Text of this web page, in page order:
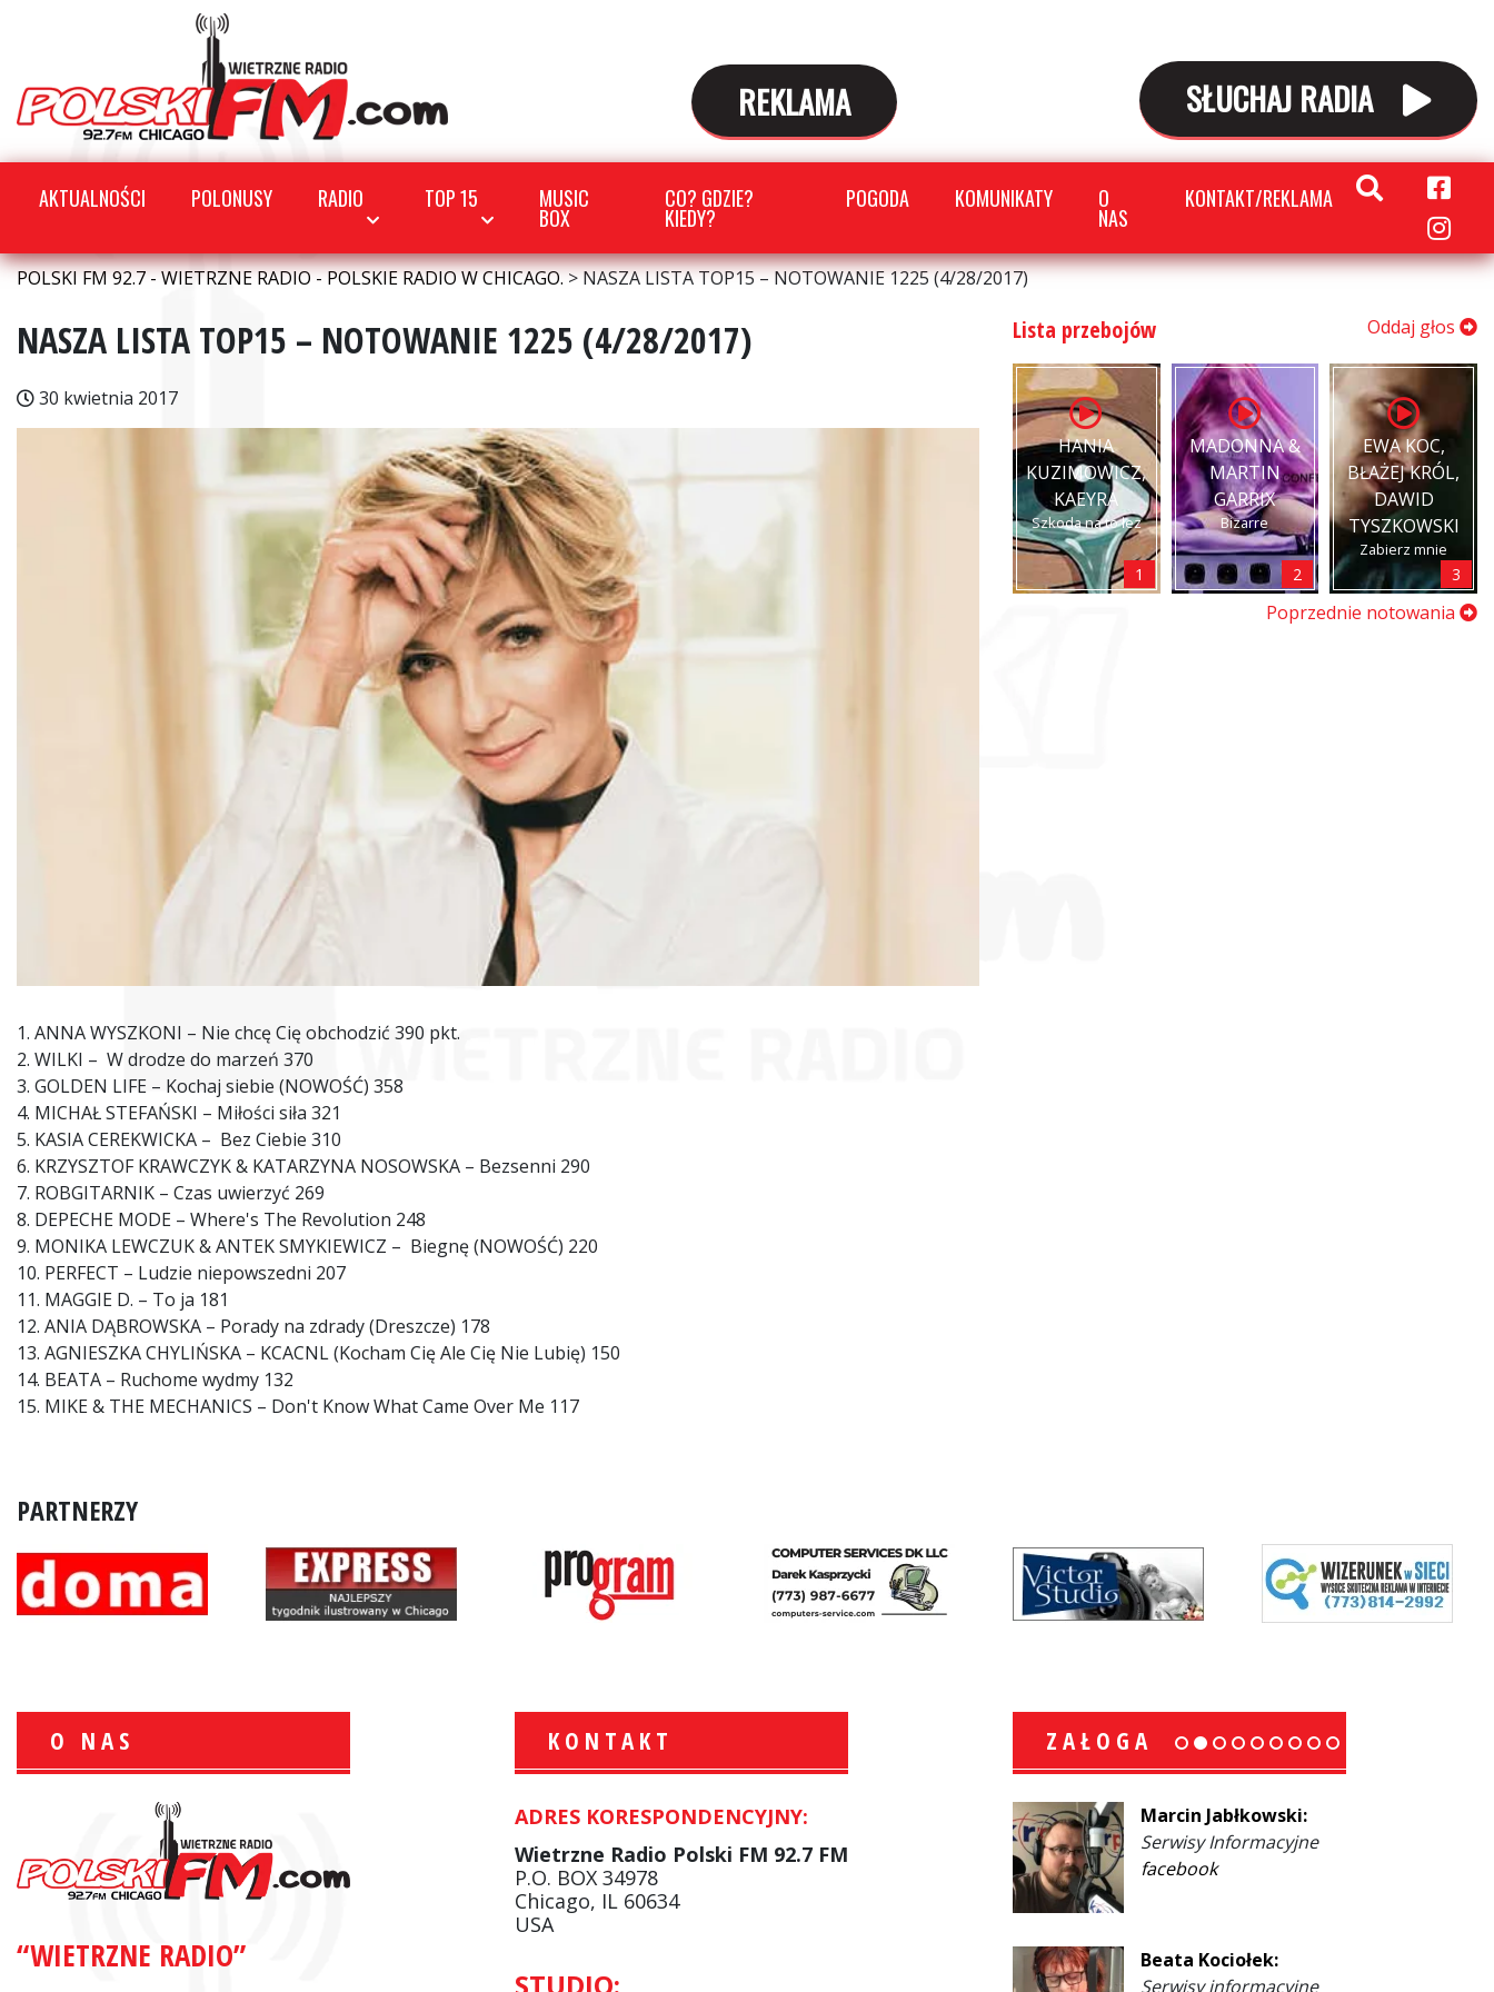
REKLAMA SŁUCHAJ RADIA
AKTUALNOŚCI POLONUSY RADIO TOP 15 MUSIC
BOX
CO? GDZIE?
KIEDY?
POGODA KOMUNIKATY O
NAS
KONTAKT/REKLAMA
POLSKI FM 92.7 - WIETRZNE RADIO - POLSKIE RADIO W CHICAGO.>NASZA LISTA TOP15 – NOTOWANIE 1225 (4/28/2017)
NASZA LISTA TOP15 – NOTOWANIE 1225 (4/28/2017)
30 kwietnia 2017
1. ANNA WYSZKONI – Nie chcę Cię obchodzić 390 pkt.
2. WILKI – W drodze do marzeń 370
3. GOLDEN LIFE – Kochaj siebie (NOWOŚĆ) 358
4. MICHAŁ STEFAŃSKI – Miłości siła 321
5. KASIA CEREKWICKA – Bez Ciebie 310
6. KRZYSZTOF KRAWCZYK & KATARZYNA NOSOWSKA – Bezsenni 290
7. ROBGITARNIK – Czas uwierzyć 269
8. DEPECHE MODE – Where's The Revolution 248
9. MONIKA LEWCZUK & ANTEK SMYKIEWICZ – Biegnę (NOWOŚĆ) 220
10. PERFECT – Ludzie niepowszedni 207
11. MAGGIE D. – To ja 181
12. ANIA DĄBROWSKA – Porady na zdrady (Dreszcze) 178
13. AGNIESZKA CHYLIŃSKA – KCACNL (Kocham Cię Ale Cię Nie Lubię) 150
14. BEATA – Ruchome wydmy 132
15. MIKE & THE MECHANICS – Don't Know What Came Over Me 117
Lista przebojów Oddaj głos
HANIA
KUZIMOWICZ,
KAEYRA
Szkoda na to łez
1
MADONNA &
MARTIN
GARRIX
Bizarre
2
EWA KOC,
BŁAŻEJ KRÓL,
DAWID
TYSZKOWSKI
Zabierz mnie
3
Poprzednie notowania
PARTNERZY
O NAS
“WIETRZNE RADIO”
KONTAKT
ADRES KORESPONDENCYJNY:
Wietrzne Radio Polski FM 92.7 FM
P.O. BOX 34978
Chicago, IL 60634
USA
STUDIO:
ZAŁOGA
Informacje Giełdowe
Krzysztof Wawer:
Komentator
facebook
Marcin Jabłkowski:
Serwisy Informacyjne
facebook
Beata Kociołek:
Serwisy informacyjne